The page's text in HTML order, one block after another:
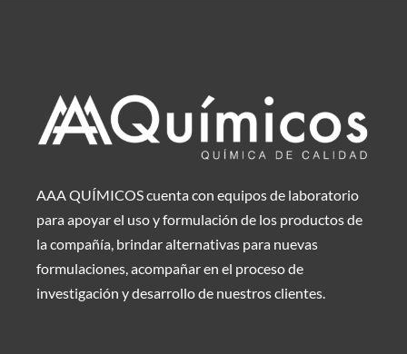
AAA QUÍMICOS cuenta con equipos de laboratorio
para apoyar el uso y formulación de los productos de
la compañía, brindar alternativas para nuevas
formulaciones, acompañar en el proceso de
investigación y desarrollo de nuestros clientes.